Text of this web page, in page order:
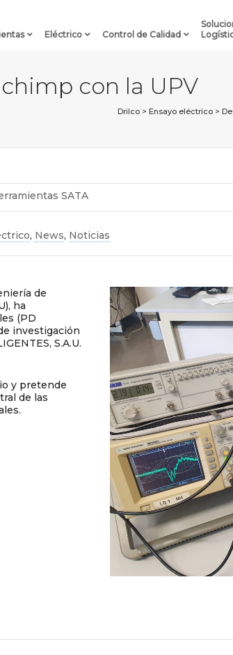
Eléctrico Control de Calidad
con la UPV
Drilco > Ensayo eléctrico >
SATA
, News, Noticias
de
ha
(PD
investigación
S.A.U.
y pretende
de las